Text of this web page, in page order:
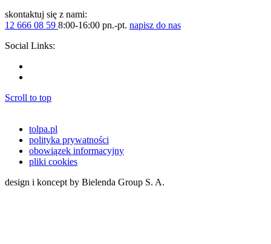
skontaktuj się z nami:
12 666 08 59 8:00-16:00 pn.-pt. napisz do nas
Social Links:
Scroll to top
tolpa.pl
polityka prywatności
obowiązek informacyjny
pliki cookies
design i koncept by Bielenda Group S. A.